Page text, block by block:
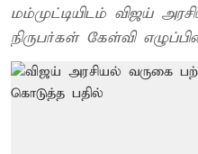
மம்முட்டியிடம் விஜய்
நிருபர்கள் கேள்வி